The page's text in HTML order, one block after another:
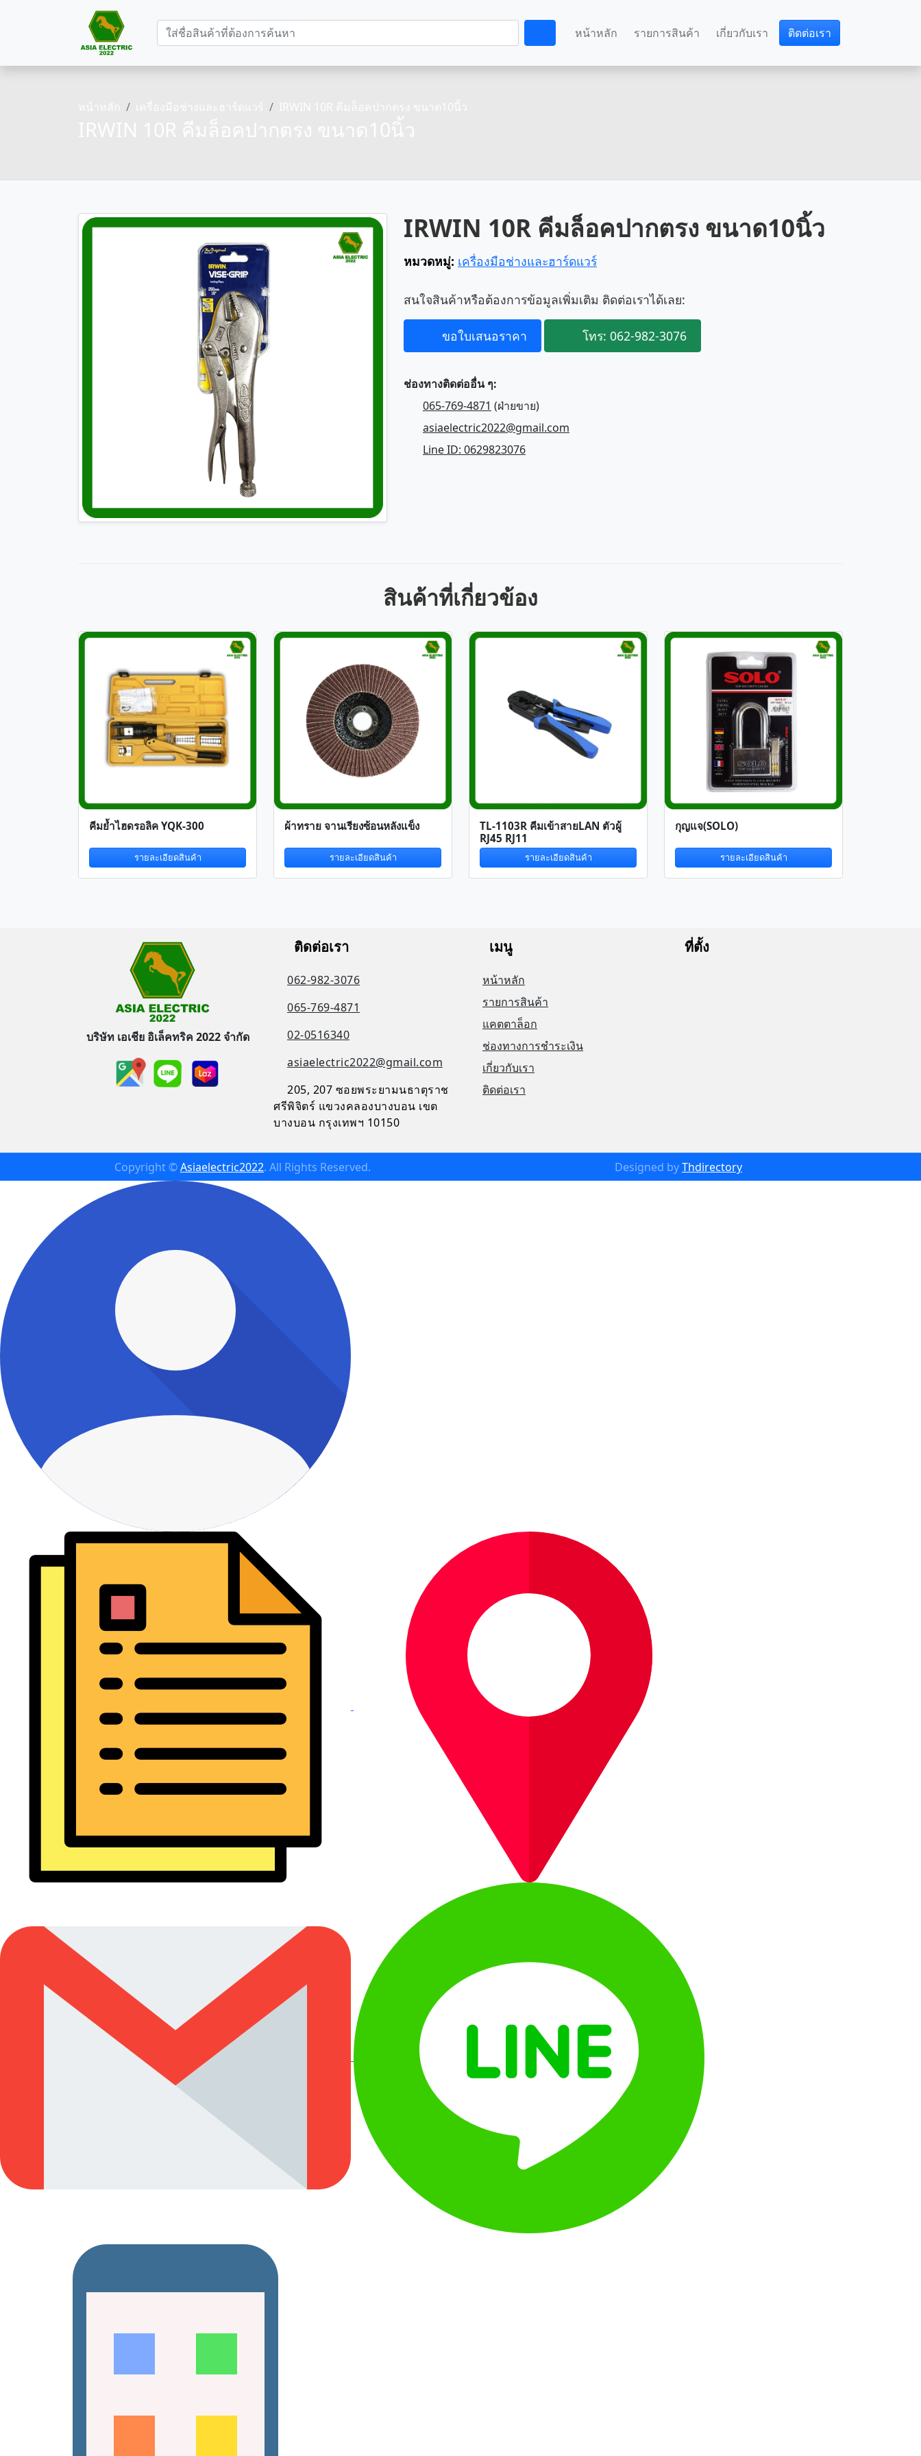
หน้าหลัก รายการสินค้า เกี่ยวกับเรา ติดต่อเรา
IRWIN 10R คีมล็อคปากตรง ขนาด10นิ้ว
หมวดหมู่: เครื่องมือช่างและฮาร์ดแวร์
สนใจสินค้าหรือต้องการข้อมูลเพิ่มเติม ติดต่อเราได้เลย:
ขอใบเสนอราคา โทร: 062-982-3076
ช่องทางติดต่ออื่น ๆ:
065-769-4871 (ฝ่ายขาย)
asiaelectric2022@gmail.com
Line ID: 0629823076
สินค้าที่เกี่ยวข้อง
คีมย้ำไฮดรอลิค YQK-300
รายละเอียดสินค้า
ผ้าทราย จานเรียงซ้อนหลังแข็ง
รายละเอียดสินค้า
TL-1103R คีมเข้าสายLAN ตัวผู้
RJ45 RJ11
รายละเอียดสินค้า
กุญแจ(SOLO)
รายละเอียดสินค้า
บริษัท เอเชีย อิเล็คทริค 2022 จำกัด
ติดต่อเรา
062-982-3076
065-769-4871
02-0516340
asiaelectric2022@gmail.com
205, 207 ซอยพระยามนธาตุราช
ศรีพิจิตร์ แขวงคลองบางบอน เขต
บางบอน กรุงเทพฯ 10150
เมนู
หน้าหลัก
รายการสินค้า
แคตตาล็อก
ช่องทางการชำระเงิน
เกี่ยวกับเรา
ติดต่อเรา
ที่ตั้ง
Copyright ©Asiaelectric2022. All Rights Reserved. Designed byThdirectory